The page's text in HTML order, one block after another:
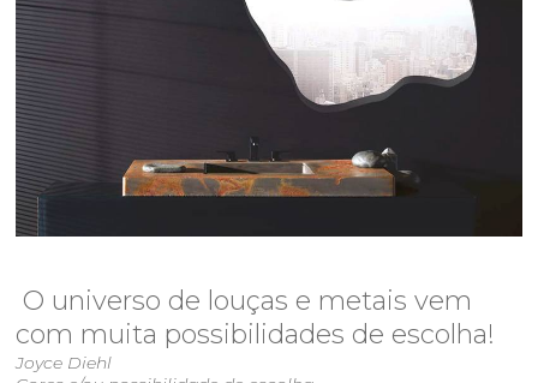
têxteis
institucional
quem somos
sala de imprensa
O universo de louças e metais vem
com muita possibilidades de escolha!
Joyce Diehl